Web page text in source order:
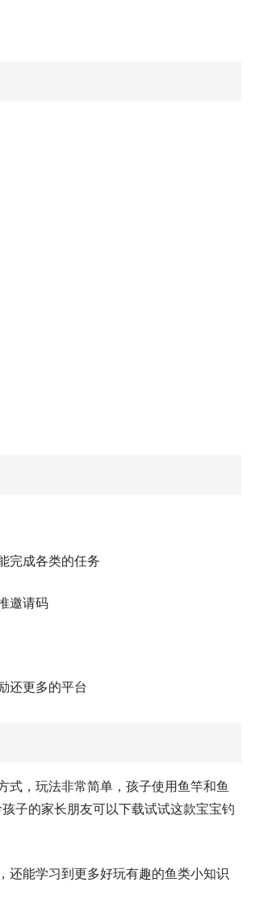
完成各类的任务
邀请码
还更多的平台
，玩法非常简单，孩子使用鱼竿和鱼
子的家长朋友可以下载试试这款宝宝钓
还能学习到更多好玩有趣的鱼类小知识